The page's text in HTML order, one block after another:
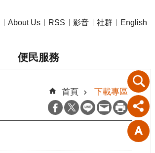
About Us RSS 影音 社群 English
便民服務
首頁 下載專區